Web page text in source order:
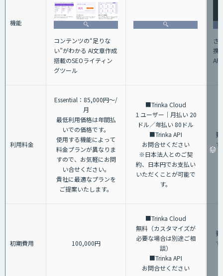
機能
コンテンツの“足りな
い”がわかる AI文章作成
搭載のSEOライティン
グツール
さ
携
利用料金
Essential：85,000円～/
月
最低利用価格は年間払
いでの価格です。
使用する機能によって
料金プランが異なりま
すので、お気軽にお問
い合せください。
貴社に最適なプランを
ご提案いたします。
■Trinka Cloud
１ユーザー｜月払い 20
ドル／年払い 80ドル
■Trinka API
お問合せください
※日本法人とのご契
約、日本円でお支払い
いただくことが可能で
す。
初期費用 100,000円
■Trinka Cloud
無料（カスタマイズが
必要な場合は別途ご相
談）
■Trinka API
お問合せください